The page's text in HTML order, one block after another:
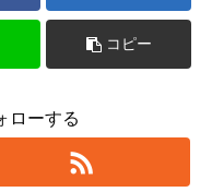
コピー
ローする